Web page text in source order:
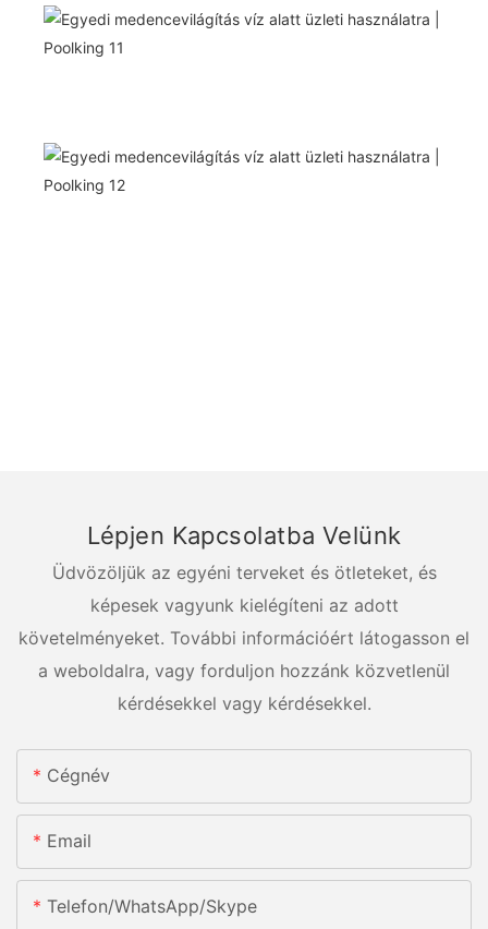
Lépjen Kapcsolatba Velünk
Üdvözöljük az egyéni terveket és ötleteket, és
képesek vagyunk kielégíteni az adott
követelményeket. További információért látogasson el
a weboldalra, vagy forduljon hozzánk közvetlenül
kérdésekkel vagy kérdésekkel.
Cégnév
Email
Telefon/WhatsApp/Skype